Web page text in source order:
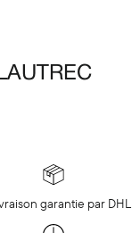
garantie par DHL